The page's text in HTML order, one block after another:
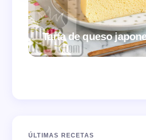
Tarta de queso
ÚLTIMAS RECETAS